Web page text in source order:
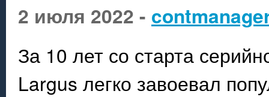
2 июля 2022 -
За 10 лет со старта
Largus легко завоевал